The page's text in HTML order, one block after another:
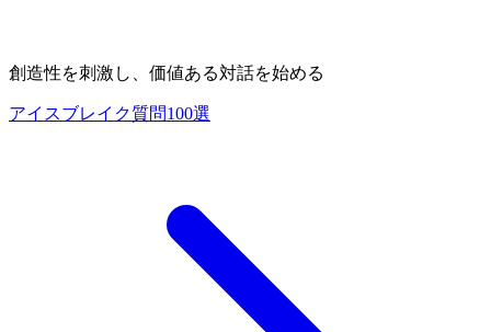
創造性を刺激し、価値ある対話を始める
アイスブレイク質問100選